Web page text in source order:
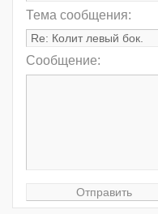
Тема сообщения:
Сообщение: